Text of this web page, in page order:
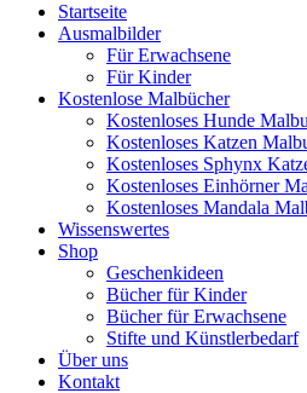
Startseite
Ausmalbilder
Für Erwachsene
Für Kinder
Kostenlose Malbücher
Kostenloses Hunde
Kostenloses Katzen
Kostenloses Sphynx
Kostenloses Einhörner
Kostenloses Mandala
Wissenswertes
Shop
Geschenkideen
Bücher für Kinder
Bücher für Erwachsene
Stifte und Künstlerbedarf
Über uns
Kontakt